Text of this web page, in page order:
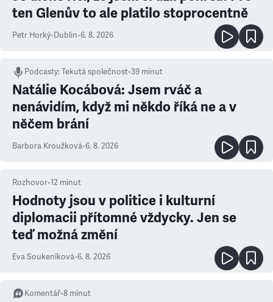
ten Glenův to ale platilo stoprocentně
Petr Horký•Dublin•6. 8. 2026
Podcasty:Tekutá společnost•39 minut
Natálie Kocábová: Jsem rváč a
nenávidím, když mi někdo říká ne a v
něčem brání
Barbora Kroužková•6. 8. 2026
Rozhovor•12 minut
Hodnoty jsou v politice i kulturní
diplomacii přítomné vždycky. Jen se
teď možná změní
Eva Soukeníková•6. 8. 2026
Komentář•8 minut